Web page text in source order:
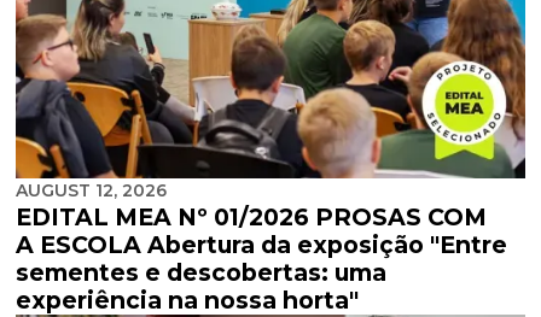
AUGUST 12, 2026
EDITAL MEA Nº 01/2026 PROSAS COM
A ESCOLA Abertura da exposição "Entre
sementes e descobertas: uma
experiência na nossa horta"